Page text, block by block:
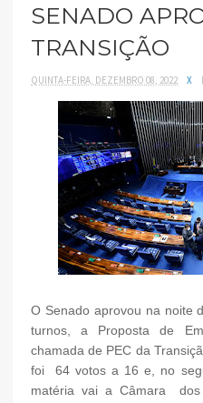
SENADO
TRANSIÇÃO
QUINTA-FEIRA, DEZEMBRO 08, 2022 X
O Senado aprovou na noite
turnos, a Proposta de
chamada de PEC da
foi 64 votos a 16 e, no
matéria vai a Câmara dos